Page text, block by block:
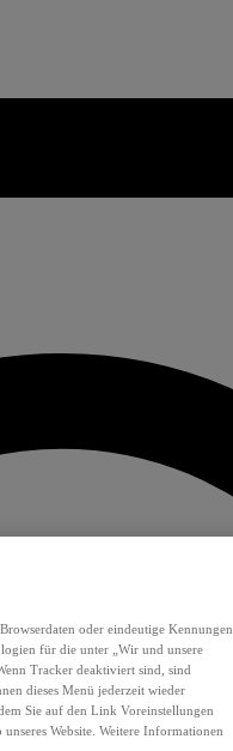
oder eindeutige Kennungen
für die unter „Wir und unsere
Tracker deaktiviert sind, sind
dieses Menü jederzeit wieder
Sie auf den Link Voreinstellungen
Website. Weitere Informationen